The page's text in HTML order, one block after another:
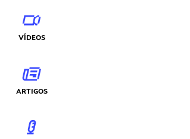
VÍDEOS
ARTIGOS